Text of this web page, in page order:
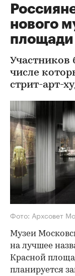
нового
площади
Участников
числе
стрит-арт-
Фото: Архсовет
Музеи
на лучшее
Красной
планируется